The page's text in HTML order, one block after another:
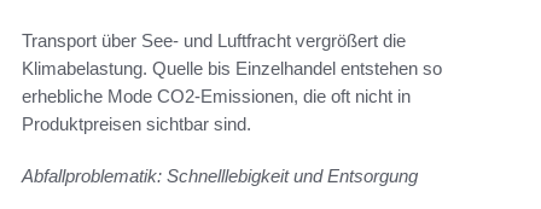
Transport über See- und Luftfracht vergrößert die
Klimabelastung. Quelle bis Einzelhandel entstehen so
erhebliche Mode CO2-Emissionen, die oft nicht in
Produktpreisen sichtbar sind.
Abfallproblematik: Schnelllebigkeit und Entsorgung